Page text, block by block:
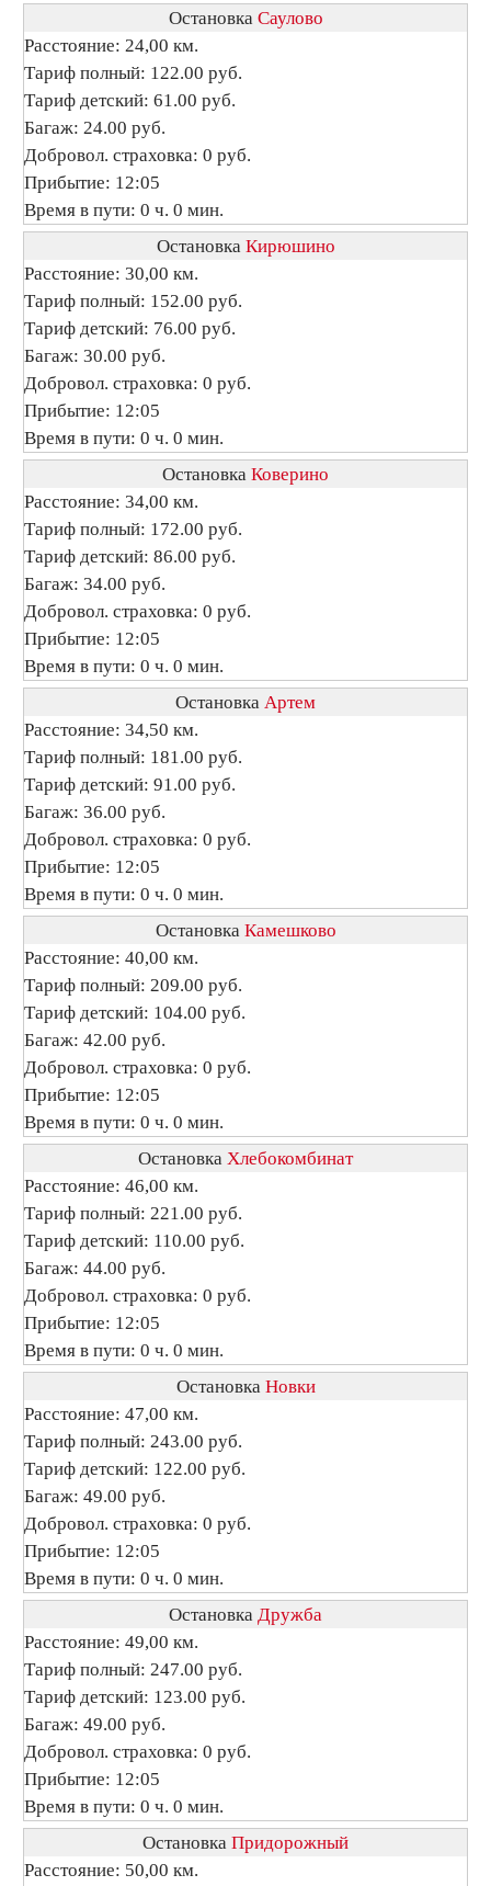
Остановка Саулово
Расстояние: 24,00 км.
Тариф полный: 122.00 руб.
Тариф детский: 61.00 руб.
Багаж: 24.00 руб.
Добровол. страховка: 0 руб.
Прибытие: 12:05
Время в пути: 0 ч. 0 мин.
Остановка Кирюшино
Расстояние: 30,00 км.
Тариф полный: 152.00 руб.
Тариф детский: 76.00 руб.
Багаж: 30.00 руб.
Добровол. страховка: 0 руб.
Прибытие: 12:05
Время в пути: 0 ч. 0 мин.
Остановка Коверино
Расстояние: 34,00 км.
Тариф полный: 172.00 руб.
Тариф детский: 86.00 руб.
Багаж: 34.00 руб.
Добровол. страховка: 0 руб.
Прибытие: 12:05
Время в пути: 0 ч. 0 мин.
Остановка Артем
Расстояние: 34,50 км.
Тариф полный: 181.00 руб.
Тариф детский: 91.00 руб.
Багаж: 36.00 руб.
Добровол. страховка: 0 руб.
Прибытие: 12:05
Время в пути: 0 ч. 0 мин.
Остановка Камешково
Расстояние: 40,00 км.
Тариф полный: 209.00 руб.
Тариф детский: 104.00 руб.
Багаж: 42.00 руб.
Добровол. страховка: 0 руб.
Прибытие: 12:05
Время в пути: 0 ч. 0 мин.
Остановка Хлебокомбинат
Расстояние: 46,00 км.
Тариф полный: 221.00 руб.
Тариф детский: 110.00 руб.
Багаж: 44.00 руб.
Добровол. страховка: 0 руб.
Прибытие: 12:05
Время в пути: 0 ч. 0 мин.
Остановка Новки
Расстояние: 47,00 км.
Тариф полный: 243.00 руб.
Тариф детский: 122.00 руб.
Багаж: 49.00 руб.
Добровол. страховка: 0 руб.
Прибытие: 12:05
Время в пути: 0 ч. 0 мин.
Остановка Дружба
Расстояние: 49,00 км.
Тариф полный: 247.00 руб.
Тариф детский: 123.00 руб.
Багаж: 49.00 руб.
Добровол. страховка: 0 руб.
Прибытие: 12:05
Время в пути: 0 ч. 0 мин.
Остановка Придорожный
Расстояние: 50,00 км.